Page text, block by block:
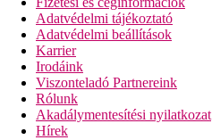
Adatvédelmi tájékoztató
Adatvédelmi beállítások
Karrier
Irodáink
Viszonteladó Partnereink
Rólunk
Akadálymentesítési nyilatkozat
Hírek